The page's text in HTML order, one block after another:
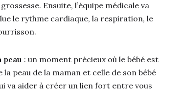
Ensuite, l’équipe médicale va
le rythme cardiaque, la respiration, le
peau : un moment précieux où le bébé est
peau de la maman et celle de son bébé
va aider à créer un lien fort entre vous